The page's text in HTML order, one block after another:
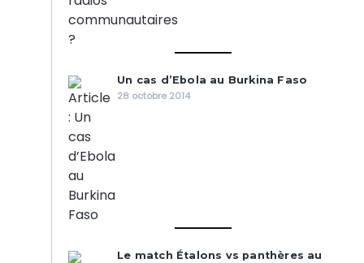
Un cas d’Ebola au Burkina Faso
28 octobre 2014
Le match Étalons vs panthères au